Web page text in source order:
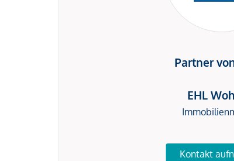
Partner
EHL
Kontakt